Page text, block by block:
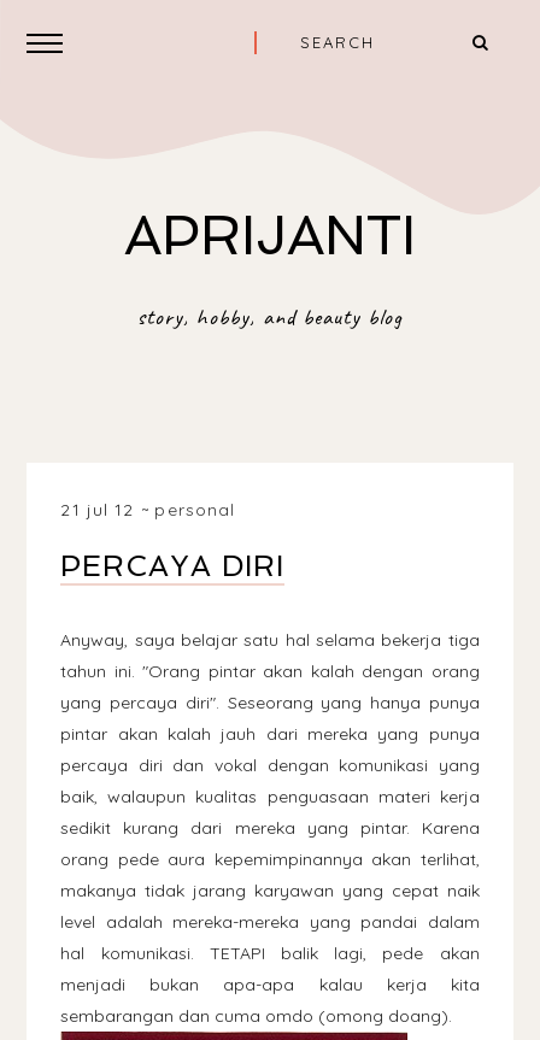
APRIJANTI
story, hobby, and beauty blog
21 jul 12 personal
PERCAYA DIRI
Anyway, saya belajar satu hal selama bekerja tiga
tahun ini. "Orang pintar akan kalah dengan orang
yang percaya diri". Seseorang yang hanya punya
pintar akan kalah jauh dari mereka yang punya
percaya diri dan vokal dengan komunikasi yang
baik, walaupun kualitas penguasaan materi kerja
sedikit kurang dari mereka yang pintar. Karena
orang pede aura kepemimpinannya akan terlihat,
makanya tidak jarang karyawan yang cepat naik
level adalah mereka-mereka yang pandai dalam
hal komunikasi. TETAPI balik lagi, pede akan
menjadi bukan apa-apa kalau kerja kita
sembarangan dan cuma omdo (omong doang).